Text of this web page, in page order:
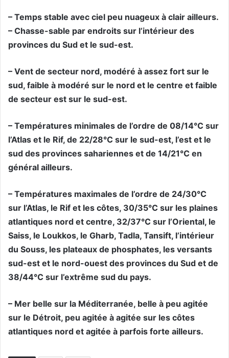
– Temps stable avec ciel peu nuageux à clair ailleurs.
– Chasse-sable par endroits sur l’intérieur des
provinces du Sud et le sud-est.
– Vent de secteur nord, modéré à assez fort sur le
sud, faible à modéré sur le nord et le centre et faible
de secteur est sur le sud-est.
– Températures minimales de l’ordre de 08/14°C sur
l’Atlas et le Rif, de 22/28°C sur le sud-est, l’est et le
sud des provinces sahariennes et de 14/21°C en
général ailleurs.
– Températures maximales de l’ordre de 24/30°C
sur l’Atlas, le Rif et les côtes, 30/35°C sur les plaines
atlantiques nord et centre, 32/37°C sur l’Oriental, le
Saiss, le Loukkos, le Gharb, Tadla, Tansift, l’intérieur
du Souss, les plateaux de phosphates, les versants
sud-est et le nord-ouest des provinces du Sud et de
38/44°C sur l’extrême sud du pays.
– Mer belle sur la Méditerranée, belle à peu agitée
sur le Détroit, peu agitée à agitée sur les côtes
atlantiques nord et agitée à parfois forte ailleurs.